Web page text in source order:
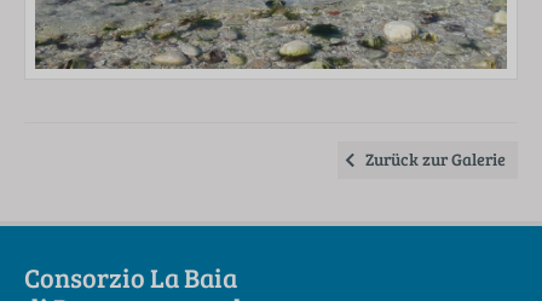
Zurück zur Galerie
Consorzio La Baia